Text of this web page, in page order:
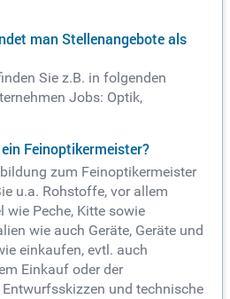
man Stellenangebote als
Sie z.B. in folgenden
Jobs: Optik,
Feinoptikermeister?
zum Feinoptikermeister
u.a. Rohstoffe, vor allem
Peche, Kitte sowie
wie auch Geräte, Geräte und
einkaufen, evtl. auch
Einkauf oder der
und technische